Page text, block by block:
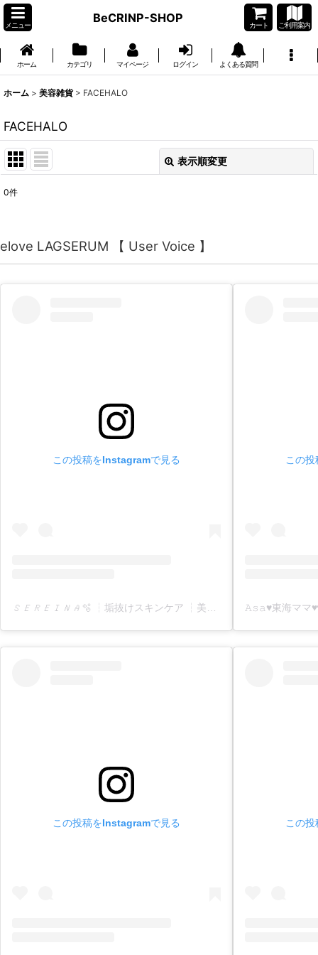
メニュー
BeCRINP-SHOP
カート ご利用案内
ホーム カテゴリ マイページ ログイン よくある質問
ホーム > 美容雑貨 > FACEHALO
FACEHALO
表示順変更
並び順
0件
elove LAGSERUM 【 User Voice 】
この投稿をInstagramで見る この
この投稿をInstagramで見る この